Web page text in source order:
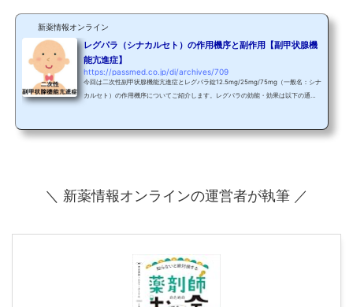
新薬情報オンライン
レグパラ（シナカルセト）の作用機序と副作用【副甲状腺機
能亢進症】
https://passmed.co.jp/di/archives/709
今回は二次性副甲状腺機能亢進症とレグパラ錠12.5mg/25mg/75mg（一般名：シナ
カルセト）の作用機序についてご紹介します。レグパラの効能・効果は以下の通り
腺とPTH二次性副甲状腺機能亢進症の説明の前に、副甲状腺と「副甲状腺ホルモン
＼ 新薬情報オンラインの運営者が執筆 ／